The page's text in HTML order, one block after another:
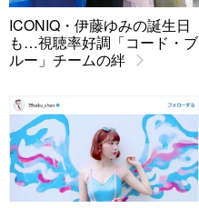
ICONIQ・伊藤ゆみの誕生日
も…視聴率好調「コード・ブ
ルー」チームの絆